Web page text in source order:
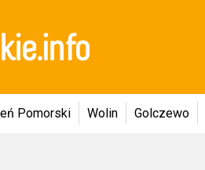
Pomorski Wolin Golczewo